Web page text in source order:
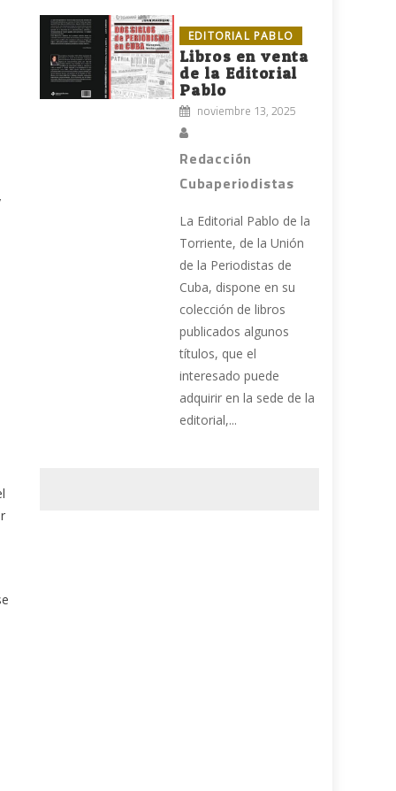
EDITORIAL PABLO
Libros en venta
de la Editorial
Pablo
noviembre 13, 2025
Redacción
Cubaperiodistas
La Editorial Pablo de la
Torriente, de la Unión
de la Periodistas de
Cuba, dispone en su
colección de libros
publicados algunos
títulos, que el
interesado puede
adquirir en la sede de la
editorial,...